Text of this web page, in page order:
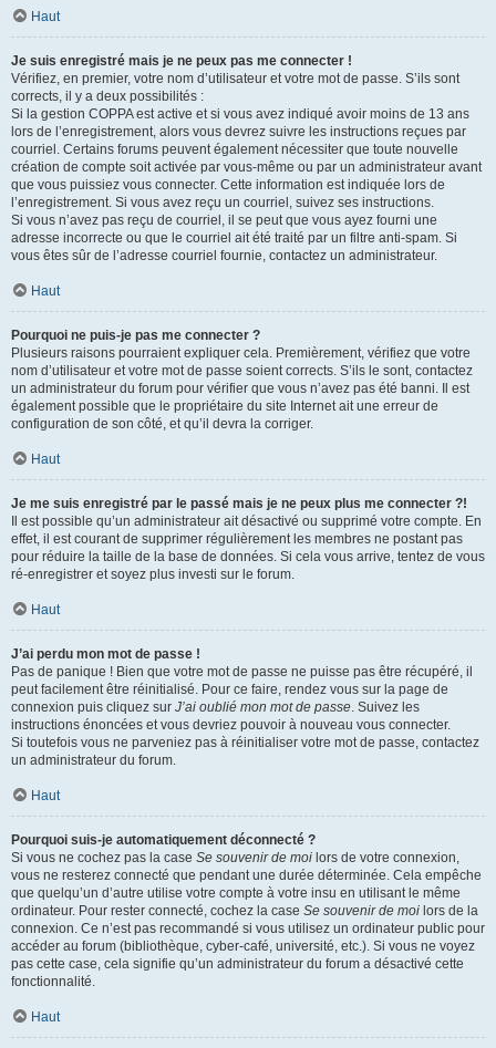
Haut
Je suis enregistré mais je ne peux pas me connecter !
Vérifiez, en premier, votre nom d’utilisateur et votre mot de passe. S’ils sont
corrects, il y a deux possibilités :
Si la gestion COPPA est active et si vous avez indiqué avoir moins de 13 ans
lors de l’enregistrement, alors vous devrez suivre les instructions reçues par
courriel. Certains forums peuvent également nécessiter que toute nouvelle
création de compte soit activée par vous-même ou par un administrateur avant
que vous puissiez vous connecter. Cette information est indiquée lors de
l’enregistrement. Si vous avez reçu un courriel, suivez ses instructions.
Si vous n’avez pas reçu de courriel, il se peut que vous ayez fourni une
adresse incorrecte ou que le courriel ait été traité par un filtre anti-spam. Si
vous êtes sûr de l’adresse courriel fournie, contactez un administrateur.
Haut
Pourquoi ne puis-je pas me connecter ?
Plusieurs raisons pourraient expliquer cela. Premièrement, vérifiez que votre
nom d’utilisateur et votre mot de passe soient corrects. S’ils le sont, contactez
un administrateur du forum pour vérifier que vous n’avez pas été banni. Il est
également possible que le propriétaire du site Internet ait une erreur de
configuration de son côté, et qu’il devra la corriger.
Haut
Je me suis enregistré par le passé mais je ne peux plus me connecter ?!
Il est possible qu’un administrateur ait désactivé ou supprimé votre compte. En
effet, il est courant de supprimer régulièrement les membres ne postant pas
pour réduire la taille de la base de données. Si cela vous arrive, tentez de vous
ré-enregistrer et soyez plus investi sur le forum.
Haut
J’ai perdu mon mot de passe !
Pas de panique ! Bien que votre mot de passe ne puisse pas être récupéré, il
peut facilement être réinitialisé. Pour ce faire, rendez vous sur la page de
connexion puis cliquez sur J’ai oublié mon mot de passe. Suivez les
instructions énoncées et vous devriez pouvoir à nouveau vous connecter.
Si toutefois vous ne parveniez pas à réinitialiser votre mot de passe, contactez
un administrateur du forum.
Haut
Pourquoi suis-je automatiquement déconnecté ?
Si vous ne cochez pas la case Se souvenir de moi lors de votre connexion,
vous ne resterez connecté que pendant une durée déterminée. Cela empêche
que quelqu’un d’autre utilise votre compte à votre insu en utilisant le même
ordinateur. Pour rester connecté, cochez la case Se souvenir de moi lors de la
connexion. Ce n’est pas recommandé si vous utilisez un ordinateur public pour
accéder au forum (bibliothèque, cyber-café, université, etc.). Si vous ne voyez
pas cette case, cela signifie qu’un administrateur du forum a désactivé cette
fonctionnalité.
Haut